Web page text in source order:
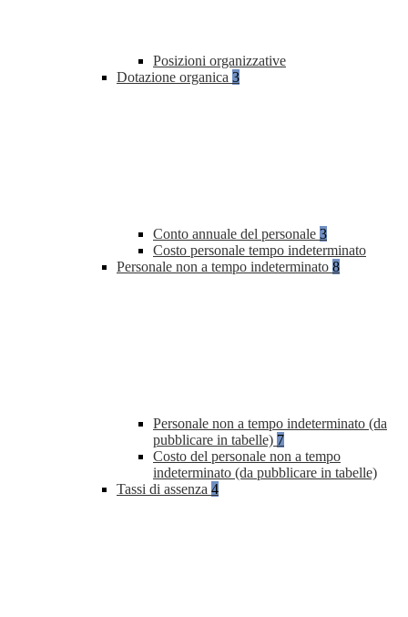
Posizioni organizzative
Dotazione organica 3
Conto annuale del personale 3
Costo personale tempo indeterminato
Personale non a tempo indeterminato 8
Personale non a tempo indeterminato (da
pubblicare in tabelle) 7
Costo del personale non a tempo
indeterminato (da pubblicare in tabelle)
Tassi di assenza 4